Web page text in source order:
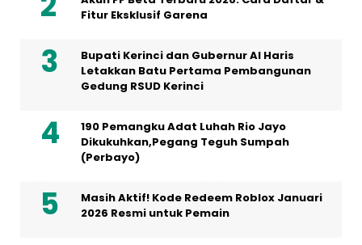
Fitur Eksklusif Garena
Bupati Kerinci dan Gubernur Al Haris
Letakkan Batu Pertama Pembangunan
Gedung RSUD Kerinci
190 Pemangku Adat Luhah Rio Jayo
Dikukuhkan,Pegang Teguh Sumpah
(Perbayo)
Masih Aktif! Kode Redeem Roblox Januari
2026 Resmi untuk Pemain